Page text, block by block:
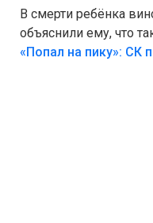
В смерти ребёнка
объяснили ему, что
Лезть через такой